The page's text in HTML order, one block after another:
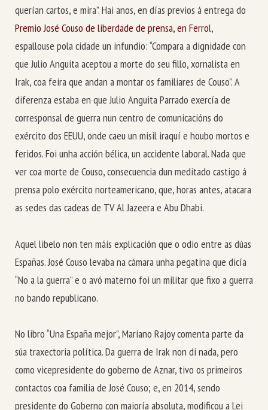
querían cartos, e mira”. Hai anos, en días previos á entrega do
Premio José Couso de liberdade de prensa, en Ferrol,
espallouse pola cidade un infundio: “Compara a dignidade con
que Julio Anguita aceptou a morte do seu fillo, xornalista en
Irak, coa feira que andan a montar os familiares de Couso”. A
diferenza estaba en que Julio Anguita Parrado exercía de
corresponsal de guerra nun centro de comunicacións do
exército dos EEUU, onde caeu un misil iraquí e houbo mortos e
feridos. Foi unha acción bélica, un accidente laboral. Nada que
ver coa morte de Couso, consecuencia dun meditado castigo á
prensa polo exército norteamericano, que, horas antes, atacara
as sedes das cadeas de TV Al Jazeera e Abu Dhabi.
Aquel libelo non ten máis explicación que o odio entre as dúas
Españas. José Couso levaba na cámara unha pegatina que dicía
“No a la guerra” e o avó materno foi un militar que fixo a guerra
no bando republicano.
No libro “Una España mejor”, Mariano Rajoy comenta parte da
súa traxectoria política. Da guerra de Irak non di nada, pero
como vicepresidente do goberno de Aznar, tivo os primeiros
contactos coa familia de José Couso; e, en 2014, sendo
presidente do Goberno con maioría absoluta, modificou a Lei